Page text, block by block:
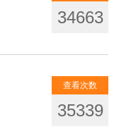
34663
查看次数
35339